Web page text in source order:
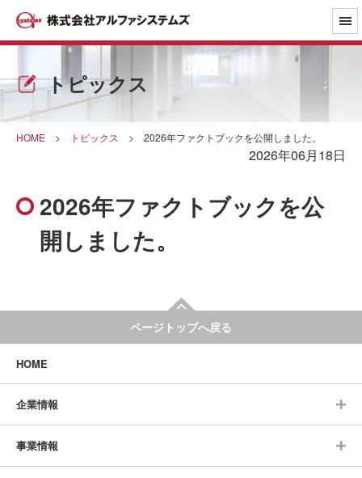
トピックス
HOME > トピックス > 2026年ファクトブックを公開しました。
2026年06月18日
2026年ファクトブックを公
開しました。
ページトップへ戻る
HOME
企業情報
事業情報